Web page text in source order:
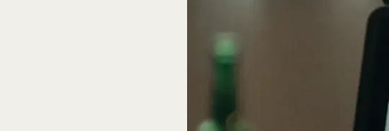
Eine gute
die Bausteine des…